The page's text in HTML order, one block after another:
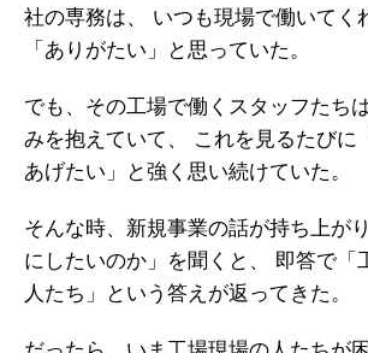
社の専務は、
いつも現場で働いてく
「ありがたい」と思っていた。
でも、その工場で働くスタッフたち
みを抱えていて、
これを見るたびに
あげたい」と強く思い続けていた。
そんな時、新規事業の話が持ち上が
にしたいのか」を聞くと、
即答で「
人たち」という答えが返ってきた。